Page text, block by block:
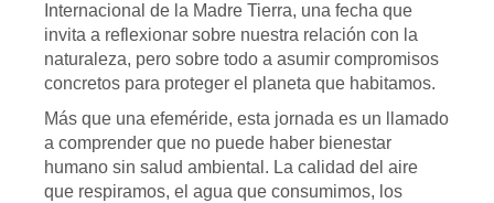
Internacional de la Madre Tierra, una fecha que
invita a reflexionar sobre nuestra relación con la
naturaleza, pero sobre todo a asumir compromisos
concretos para proteger el planeta que habitamos.
Más que una efeméride, esta jornada es un llamado
a comprender que no puede haber bienestar
humano sin salud ambiental. La calidad del aire
que respiramos, el agua que consumimos, los